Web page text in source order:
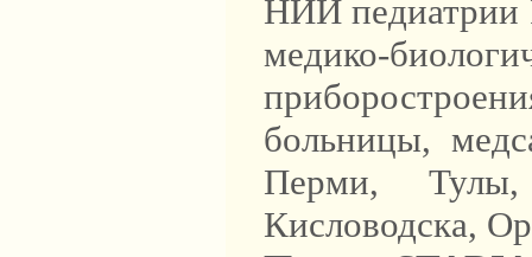
НИИ педиатрии
медико-
больницы,
Перми,
Кисловодска,